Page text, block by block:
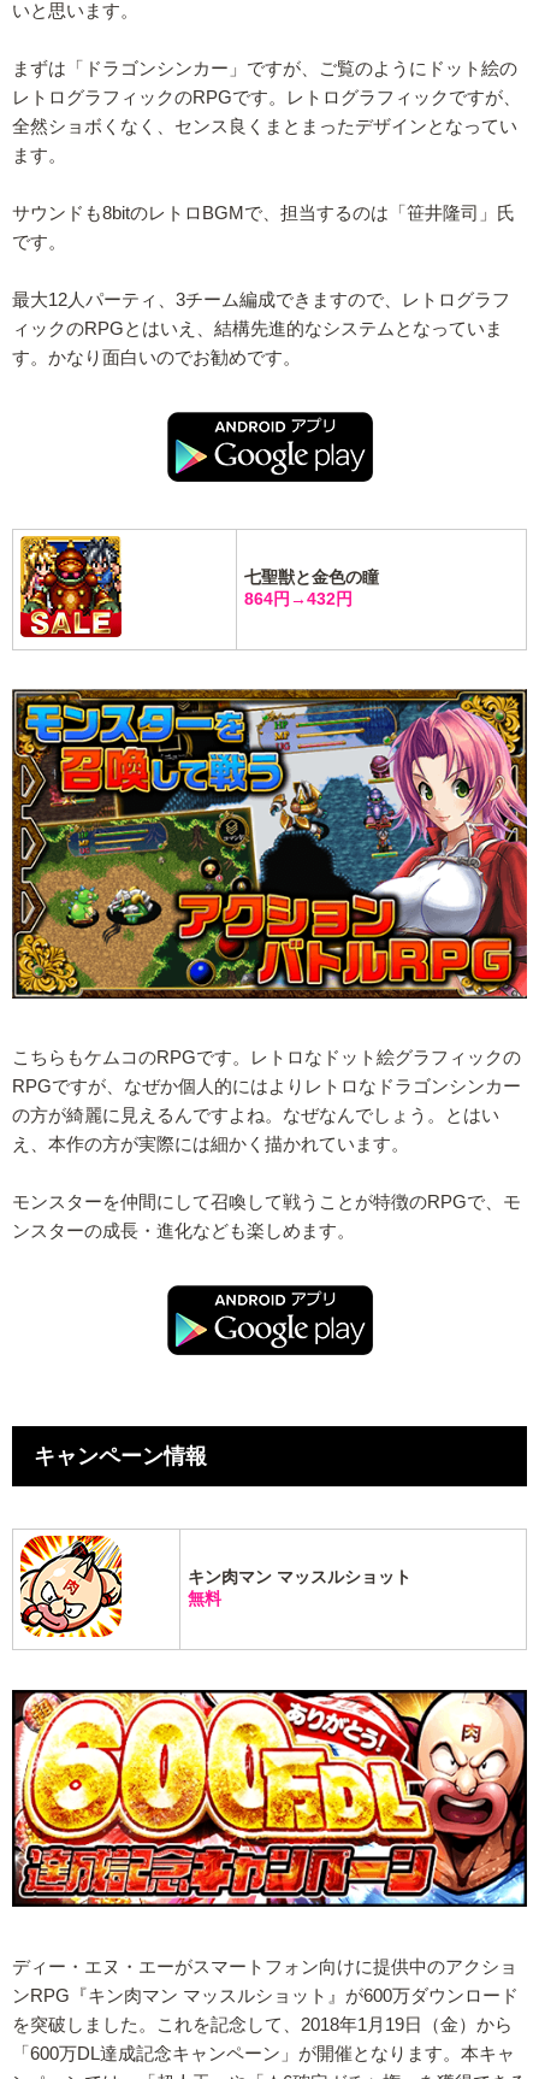
いと思います。
まずは「ドラゴンシンカー」ですが、ご覧のようにドット絵の
レトログラフィックのRPGです。レトログラフィックですが、
全然ショボくなく、センス良くまとまったデザインとなってい
ます。
サウンドも8bitのレトロBGMで、担当するのは「笹井隆司」氏
です。
最大12人パーティ、3チーム編成できますので、レトログラフ
ィックのRPGとはいえ、結構先進的なシステムとなっていま
す。かなり面白いのでお勧めです。
七聖獣と金色の瞳
864円→432円
こちらもケムコのRPGです。レトロなドット絵グラフィックの
RPGですが、なぜか個人的にはよりレトロなドラゴンシンカー
の方が綺麗に見えるんですよね。なぜなんでしょう。とはい
え、本作の方が実際には細かく描かれています。
モンスターを仲間にして召喚して戦うことが特徴のRPGで、モ
ンスターの成長・進化なども楽しめます。
キャンペーン情報
キン肉マン マッスルショット
無料
ディー・エヌ・エーがスマートフォン向けに提供中のアクショ
ンRPG『キン肉マン マッスルショット』が600万ダウンロード
を突破しました。これを記念して、2018年1月19日（金）から
「600万DL達成記念キャンペーン」が開催となります。本キャ